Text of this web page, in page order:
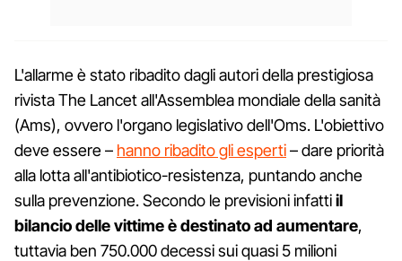
L'allarme è stato ribadito dagli autori della prestigiosa
rivista The Lancet all'Assemblea mondiale della sanità
(Ams), ovvero l'organo legislativo dell'Oms. L'obiettivo
deve essere – hanno ribadito gli esperti– dare priorità
alla lotta all'antibiotico-resistenza, puntando anche
sulla prevenzione. Secondo le previsioni infattiil
bilancio delle vittime è destinato ad aumentare,
tuttavia ben 750.000 decessi sui quasi 5 milioni